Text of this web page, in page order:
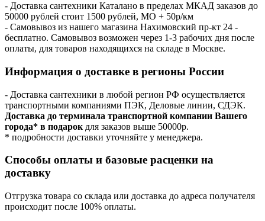
- Доставка сантехники Каталано в пределах МКАД заказов до
50000 рублей стоит 1500 рублей, МО + 50р/км
- Самовывоз из нашего магазина Нахимовский пр-кт 24 -
бесплатно. Самовывоз возможен через 1-3 рабочих дня после
оплаты, для товаров находящихся на складе в Москве.
Информация о доставке в регионы России
- Доставка сантехники в любой регион РФ осуществляется
транспортными компаниями ПЭК, Деловые линии, СДЭК.
Доставка до терминала транспортной компании Вашего
города* в подарок для заказов выше 50000р.
* подробности доставки уточняйте у менеджера.
Способы оплаты и базовые расценки на
доставку
Отгрузка товара со склада или доставка до адреса получателя
происходит после 100% оплаты.